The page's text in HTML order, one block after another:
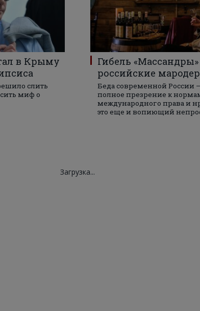
в Крыму
слить
миф о
Гибель
российские
Беда современной России –
полное презрение к
международного права и
это еще и вопиющий
Загрузка...